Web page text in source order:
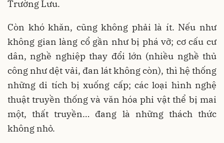
Trường Lưu.
Còn khó khăn, cũng không phải là ít. Nếu như
không gian làng cổ gần như bị phá vỡ; cơ cấu cư
dân, nghề nghiệp thay đổi lớn (nhiều nghề thủ
công như dệt vải, đan lát không còn), thì hệ thống
những di tích bị xuống cấp; các loại hình nghệ
thuật truyền thống và văn hóa phi vật thể bị mai
một, thất truyền… đang là những thách thức
không nhỏ.